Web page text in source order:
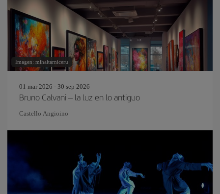
Imagen: mihaitarniceru
01 mar 2026 - 30 sep 2026
Bruno Calvani – la luz en lo antiguo
Castello Angioino